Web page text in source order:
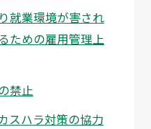
就業環境が害され
ための雇用管理上
禁止
スハラ対策の協力